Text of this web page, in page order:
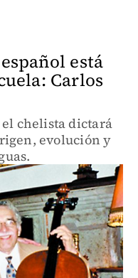
está
Carlos
chelista dictará
evolución y